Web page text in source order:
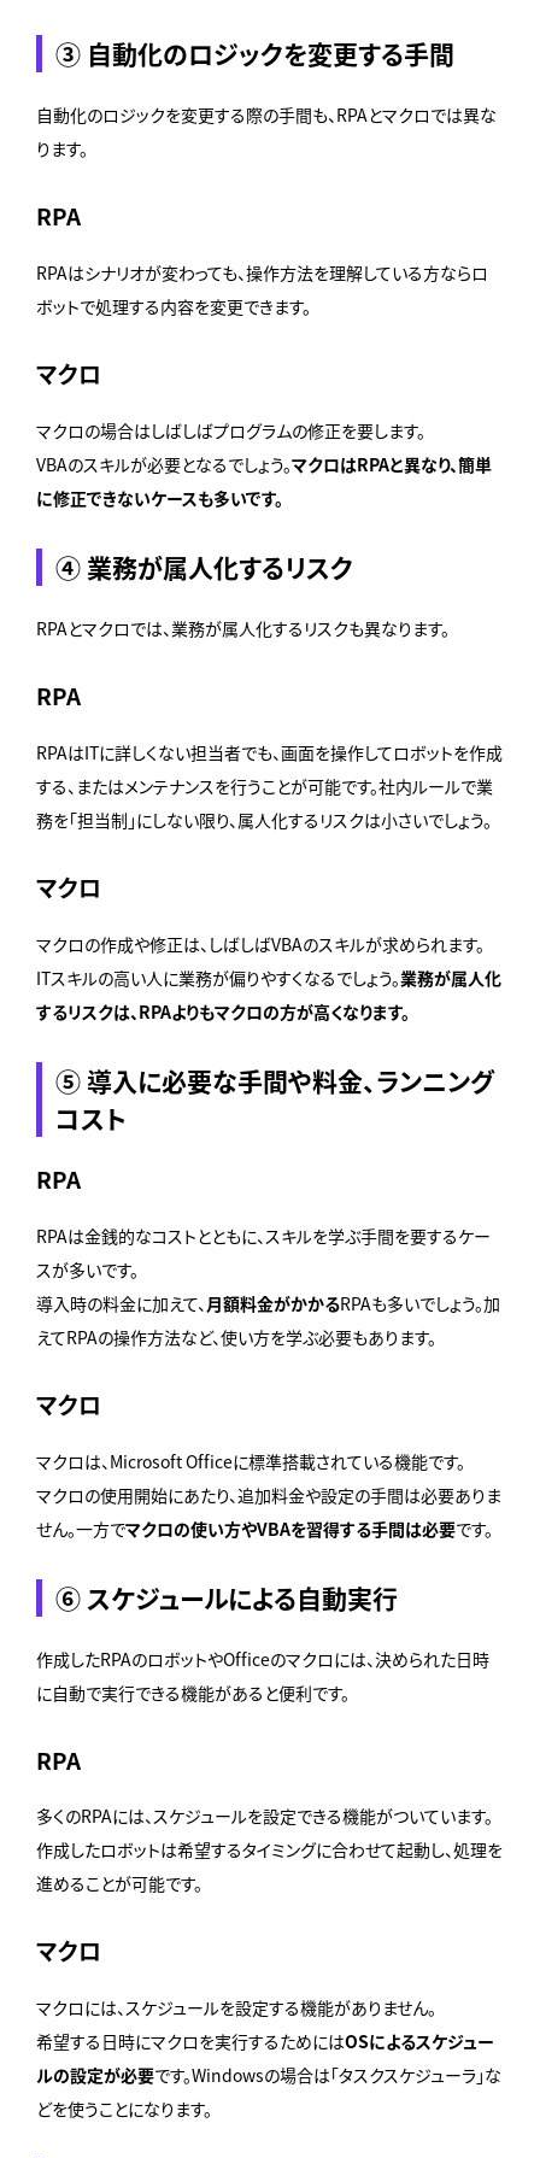
③ 自動化のロジックを変更する手間
自動化のロジックを変更する際の手間も、RPAとマクロでは異な
ります。
RPA
RPAはシナリオが変わっても、操作方法を理解している方ならロ
ボットで処理する内容を変更できます。
マクロ
マクロの場合はしばしばプログラムの修正を要します。
VBAのスキルが必要となるでしょう。マクロはRPAと異なり、簡単
に修正できないケースも多いです。
④ 業務が属人化するリスク
RPAとマクロでは、業務が属人化するリスクも異なります。
RPA
RPAはITに詳しくない担当者でも、画面を操作してロボットを作成
する、またはメンテナンスを行うことが可能です。社内ルールで業
務を「担当制」にしない限り、属人化するリスクは小さいでしょう。
マクロ
マクロの作成や修正は、しばしばVBAのスキルが求められます。
ITスキルの高い人に業務が偏りやすくなるでしょう。業務が属人化
するリスクは、RPAよりもマクロの方が高くなります。
⑤ 導入に必要な手間や料金、ランニング
コスト
RPA
RPAは金銭的なコストとともに、スキルを学ぶ手間を要するケー
スが多いです。
導入時の料金に加えて、 月額料金がかかるRPAも多いでしょう。加
えてRPAの操作方法など、使い方を学ぶ必要もあります。
マクロ
マクロは、Microsoft Officeに標準搭載されている機能です。
マクロの使用開始にあたり、追加料金や設定の手間は必要ありま
せん。一方でマクロの使い方やVBAを習得する手間は必要です。
⑥ スケジュールによる自動実行
作成したRPAのロボットやOfficeのマクロには、決められた日時
に自動で実行できる機能があると便利です。
RPA
多くのRPAには、スケジュールを設定できる機能がついています。
作成したロボットは希望するタイミングに合わせて起動し、処理を
進めることが可能です。
マクロ
マクロには、スケジュールを設定する機能がありません。
希望する日時にマクロを実行するためにはOSによるスケジュー
ルの設定が必要です。Windowsの場合は「タスクスケジューラ」な
どを使うことになります。